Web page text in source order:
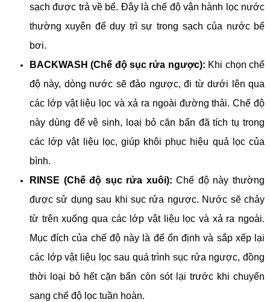
sạch được trả về bể. Đây là chế độ vận hành lọc nước
thường xuyên để duy trì sự trong sạch của nước bể
bơi.
BACKWASH (Chế độ sục rửa ngược): Khi chọn chế
độ này, dòng nước sẽ đảo ngược, đi từ dưới lên qua
các lớp vật liệu lọc và xả ra ngoài đường thải. Chế độ
này dùng để vệ sinh, loại bỏ cặn bẩn đã tích tụ trong
các lớp vật liệu lọc, giúp khôi phục hiệu quả lọc của
bình.
RINSE (Chế độ sục rửa xuôi): Chế độ này thường
được sử dụng sau khi sục rửa ngược. Nước sẽ chảy
từ trên xuống qua các lớp vật liệu lọc và xả ra ngoài.
Mục đích của chế độ này là để ổn định và sắp xếp lại
các lớp vật liệu lọc sau quá trình sục rửa ngược, đồng
thời loại bỏ hết cặn bẩn còn sót lại trước khi chuyển
sang chế độ lọc tuần hoàn.